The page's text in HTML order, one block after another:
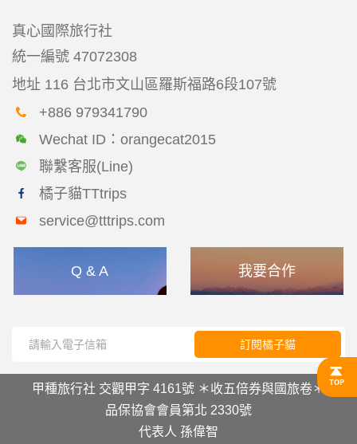
真心國際旅行社
統一編號 47072308
地址 116 台北市文山區羅斯福路6段107號
+886 979341790
Wechat ID：orangecat2015
聯繫客服(Line)
橘子貓TTtrips
service@tttrips.com
Q & A 我要合作
訂閱橘子貓
甲種旅行社 交觀甲字 4161號 ＊收五倍券與國旅卷＊
品保協會會員第北 2330號
代表人 孫偉智